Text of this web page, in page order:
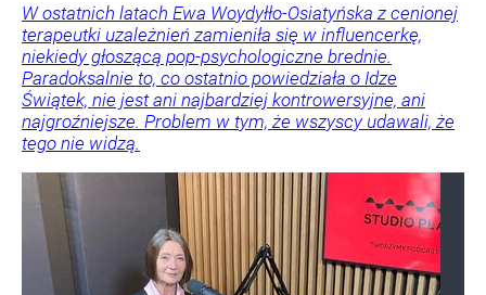
W ostatnich latach Ewa Woydyłło-Osiatyńska z cenionej
terapeutki uzależnień zamieniła się w influencerkę,
niekiedy głoszącą pop-psychologiczne brednie.
Paradoksalnie to, co ostatnio powiedziała o Idze
Świątek, nie jest ani najbardziej kontrowersyjne, ani
najgroźniejsze. Problem w tym, że wszyscy udawali, że
tego nie widzą.